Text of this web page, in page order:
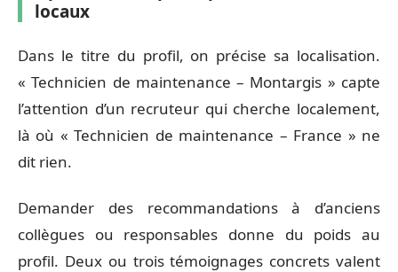
locaux
Dans le titre du profil, on précise sa localisation.
« Technicien de maintenance – Montargis » capte
l’attention d’un recruteur qui cherche localement,
là où « Technicien de maintenance – France » ne
dit rien.
Demander des recommandations à d’anciens
collègues ou responsables donne du poids au
profil. Deux ou trois témoignages concrets valent